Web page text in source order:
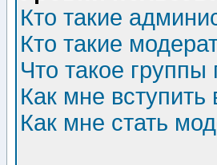
Кто такие
Кто такие
Что такое группы
Как мне вступить
Как мне стать